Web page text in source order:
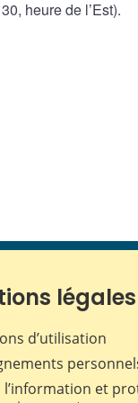
heure de l’Est).
légales
d’utilisation
l’information et